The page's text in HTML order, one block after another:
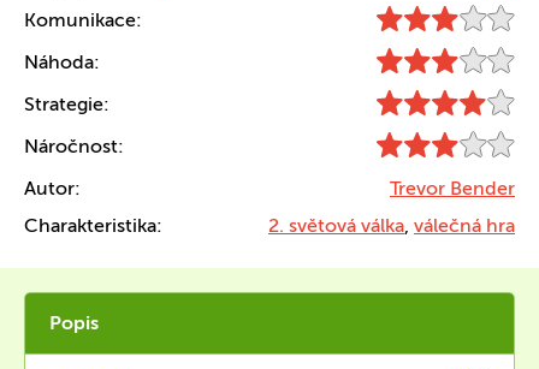
Komunikace:
Náhoda:
Strategie:
Náročnost:
Autor:
Trevor Bender
Charakteristika:
2. světová válka, válečná hra
Popis